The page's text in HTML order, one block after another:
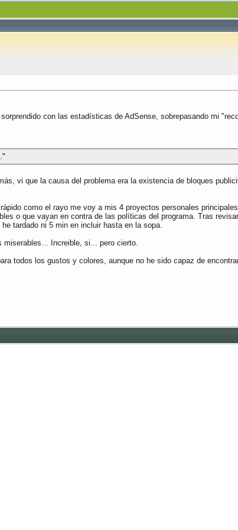
con las estadísticas de AdSense, sobrepasando mi
vi que la causa del problema era la existencia de bloques
como el rayo me voy a mis 4 proyectos personales
o que vayan en contra de las políticas del programa. Tras
tardado ni 5 min en incluir hasta en la sopa.
miserables... Increible, si... pero cierto.
todos los gustos y colores, aunque no he sido capaz de